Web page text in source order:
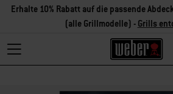
Erhalte 10% Rabatt auf die passende
(alle Grillmodelle) - Grills